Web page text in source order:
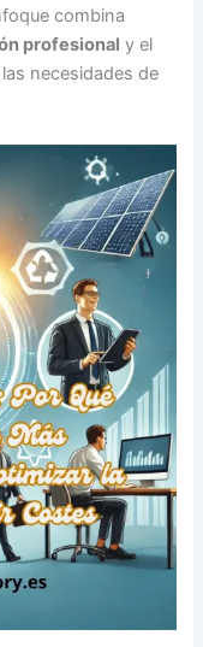
combina
profesional y el
necesidades de